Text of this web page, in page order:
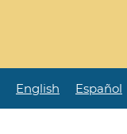
content
English Español